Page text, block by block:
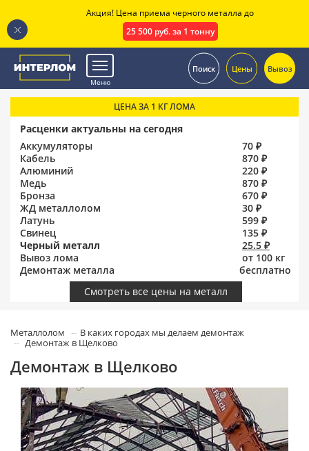
Меню
Поиск Цены Вывоз
ЦЕНА ЗА 1 КГ ЛОМА
Расценки актуальны на сегодня
Аккумуляторы
70 ₽
Кабель
870 ₽
Алюминий
220 ₽
Медь
870 ₽
Бронза
670 ₽
ЖД металлолом
30 ₽
Латунь
599 ₽
Свинец
135 ₽
Черный металл
25.5 ₽
Вывоз лома
от 100 кг
Демонтаж металла
бесплатно
Смотреть все цены на металл
Металлолом
В каких городах мы делаем демонтаж
Демонтаж в Щелково
Демонтаж в Щелково
Акция! Цена приема черного металла до
25 500 руб. за 1 тонну
.